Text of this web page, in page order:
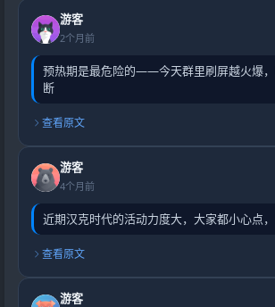
游客
2个月前
预热期是最危险的——今天群里刷屏越火爆
断
查看原文
游客
4个月前
近期汉克时代的活动力度大，大家都小心点
查看原文
游客